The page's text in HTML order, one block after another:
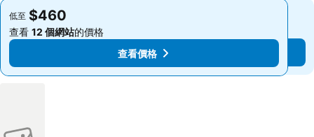
低至 $460
查看 12 個網站的價格
查看價格
低至 $460
查看 12 個網站的價格
查看價格